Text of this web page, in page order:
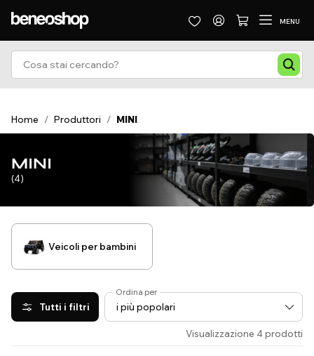
MENU
Home / Produttori / MINI
MINI
(4)
Veicoli per bambini
Tutti i filtri
Ordina per
Visualizzazione 4 prodotti